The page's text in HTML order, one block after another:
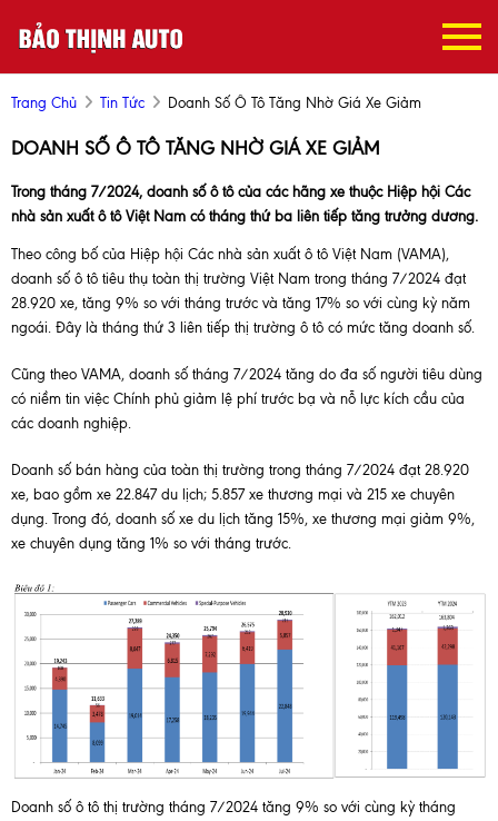
Trang Chủ Tin Tức Doanh Số Ô Tô Tăng Nhờ Giá Xe Giảm
DOANH SỐ Ô TÔ TĂNG NHỜ GIÁ XE GIẢM
Trong tháng 7/2024, doanh số ô tô của các hãng xe thuộc Hiệp hội Các
nhà sản xuất ô tô Việt Nam có tháng thứ ba liên tiếp tăng trưởng dương.
Theo công bố của Hiệp hội Các nhà sản xuất ô tô Việt Nam (VAMA),
doanh số ô tô tiêu thụ toàn thị trường Việt Nam trong tháng 7/2024 đạt
28.920 xe, tăng 9% so với tháng trước và tăng 17% so với cùng kỳ năm
ngoái. Đây là tháng thứ 3 liên tiếp thị trường ô tô có mức tăng doanh số.
Cũng theo VAMA, doanh số tháng 7/2024 tăng do đa số người tiêu dùng
có niềm tin việc Chính phủ giảm lệ phí trước bạ và nỗ lực kích cầu của
các doanh nghiệp.
Doanh số bán hàng của toàn thị trường trong tháng 7/2024 đạt 28.920
xe, bao gồm xe 22.847 du lịch; 5.857 xe thương mại và 215 xe chuyên
dụng. Trong đó, doanh số xe du lịch tăng 15%, xe thương mại giảm 9%,
xe chuyên dụng tăng 1% so với tháng trước.
Doanh số ô tô thị trường tháng 7/2024 tăng 9% so với cùng kỳ tháng